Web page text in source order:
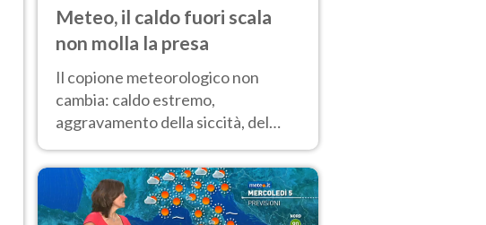
Meteo, il caldo fuori scala
non molla la presa
Il copione meteorologico non
cambia: caldo estremo,
aggravamento della siccità, del
calore. Nessun cambiamento fino
Ferragosto